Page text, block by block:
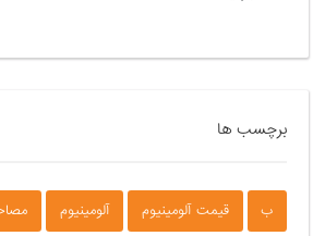
برچسب ها
قیمت آلومینیوم آلومينيوم مصاحبه